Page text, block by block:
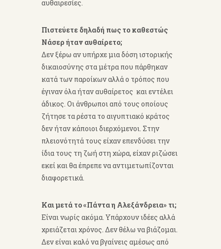
αυθαιρεσίες.
Πιστεύετε δηλαδή πως το καθεστώς
Νάσερ ήταν αυθαίρετο;
Δεν ξέρω αν υπήρχε μια δόση ιστορικής
δικαιοσύνης στα μέτρα που πάρθηκαν
κατά των παροίκων αλλά ο τρόπος που
έγιναν όλα ήταν αυθαίρετος και εντέλει
άδικος. Οι άνθρωποι από τους οποίους
ζήτησε τα ρέστα το αιγυπτιακό κράτος
δεν ήταν κάποιοι διερχόμενοι. Στην
πλειονότητά τους είχαν επενδύσει την
ίδια τους τη ζωή στη χώρα, είχαν ριζώσει
εκεί και θα έπρεπε να αντιμετωπίζονται
διαφορετικά.
Και μετά το «Πάντα η Αλεξάνδρεια» τι;
Είναι νωρίς ακόμα. Υπάρχουν ιδέες αλλά
χρειάζεται χρόνος. Δεν θέλω να βιάζομαι.
Δεν είναι καλό να βγαίνεις αμέσως από